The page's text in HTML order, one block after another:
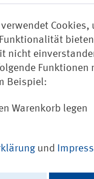
verwendet Cookies,
nicht
Funktionen
Beispiel:
Warenkorb legen
und